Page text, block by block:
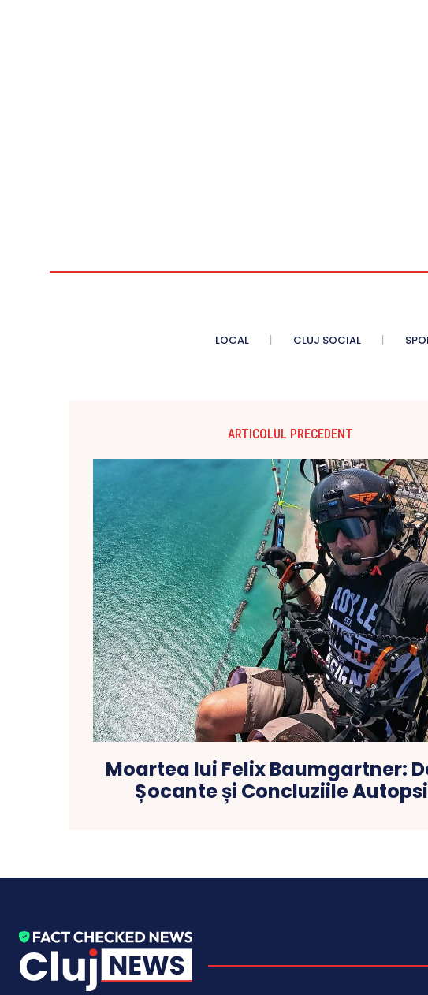
LOCAL CLUJ SOCIAL
ARTICOLUL PRECEDENT
Moartea lui Felix Baumgartner:
Șocante și Concluziile